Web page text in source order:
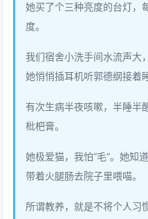
她买了个三种亮度的台灯，
度。
我们宿舍小洗手间水流声大
她悄悄插耳机听郭德纲接着睡
有次生病半夜咳嗽，半睡半
枇杷膏。
她极爱猫，我怕“毛”。她知
带着火腿肠去院子里喂喵。
所谓教养，就是不将个人习